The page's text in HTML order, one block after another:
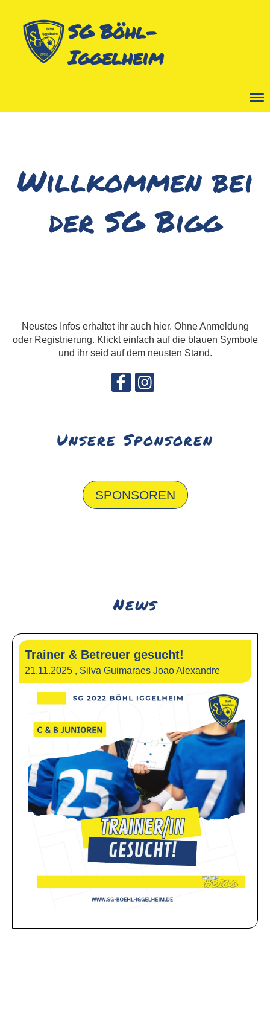
SG Böhl-
Iggelheim
Willkommen bei
der SG Bigg
Neustes Infos erhaltet ihr auch hier. Ohne Anmeldung
oder Registrierung. Klickt einfach auf die blauen Symbole
und ihr seid auf dem neusten Stand.
Unsere Sponsoren
SPONSOREN
News
Trainer & Betreuer gesucht!
21.11.2025 , Silva Guimaraes Joao Alexandre